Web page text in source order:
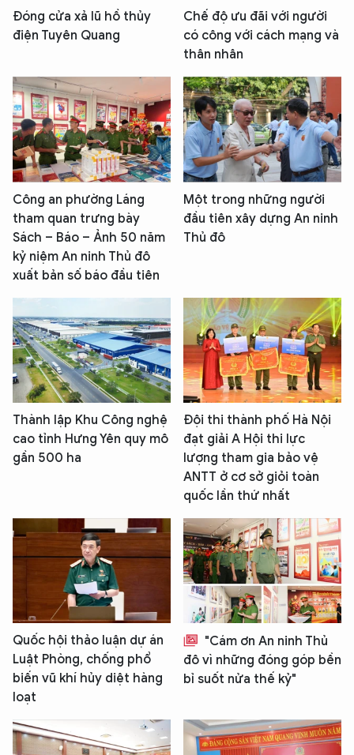
Đóng cửa xả lũ hồ thủy
điện Tuyên Quang
Chế độ ưu đãi với người
có công với cách mạng và
thân nhân
Công an phường Láng
tham quan trưng bày
Sách – Báo – Ảnh 50 năm
kỷ niệm An ninh Thủ đô
xuất bản số báo đầu tiên
Một trong những người
đầu tiên xây dựng An ninh
Thủ đô
Thành lập Khu Công nghệ
cao tỉnh Hưng Yên quy mô
gần 500 ha
Đội thi thành phố Hà Nội
đạt giải A Hội thi lực
lượng tham gia bảo vệ
ANTT ở cơ sở giỏi toàn
quốc lần thứ nhất
Quốc hội thảo luận dự án
Luật Phòng, chống phổ
biến vũ khí hủy diệt hàng
loạt
"Cám ơn An ninh Thủ
đô vì những đóng góp bền
bỉ suốt nửa thế kỷ"
XIN CHÀO,
Hãy hỏi tôi bất kỳ điều gì bạn cần biết về
An Ninh Thủ Đô nhé. Tôi sẵn sàng hỗ trợ!